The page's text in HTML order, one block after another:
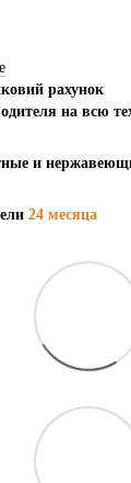
рахунок
на всю
и
24 месяца